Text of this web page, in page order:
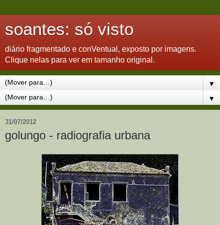
soantes: só visto
diário fragmentado e conVentual, exposto por imagens.
Clique nelas para ver em tamanho original.
▼
▼
31/07/2012
golungo - radiografia urbana